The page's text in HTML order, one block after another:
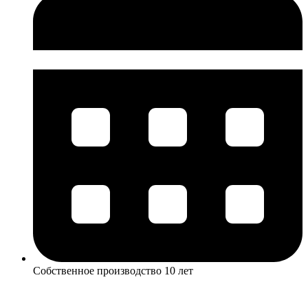
Собственное производство 10 лет